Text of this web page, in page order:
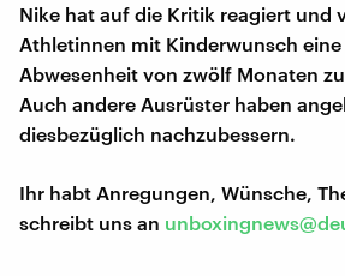
Nike hat auf die Kritik reagiert und
Athletinnen mit Kinderwunsch
Abwesenheit von zwölf Monaten
Auch andere Ausrüster haben
diesbezüglich nachzubessern.
Ihr habt Anregungen, Wünsche,
schreibt uns an